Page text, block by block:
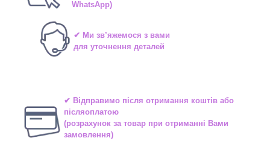
WhatsApp)
✔ Ми зв’яжемося з вами
для уточнення деталей
✔ Відправимо після отримання коштів або
післяоплатою
(розрахунок за товар при отриманні Вами
замовлення)